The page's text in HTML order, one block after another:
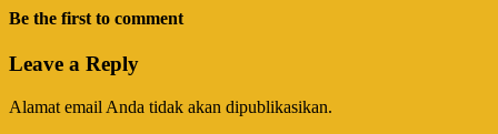
Be the first to comment
Leave a Reply
Alamat email Anda tidak akan dipublikasikan.